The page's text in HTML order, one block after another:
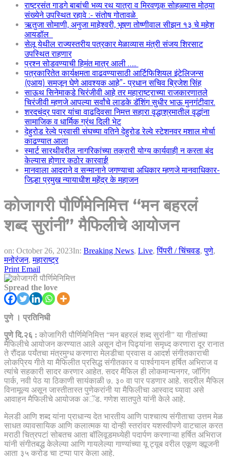
राष्ट्रसंत गाडगे बाबांची भव्य रथ यात्रा व मिरवणूक सोहळ्यास मोठ्या
संख्येने उपस्थित रहावे :- संतोष गोतावळे
ऋतुजा सोमाणी, अनुजा माहेश्वरी, भूषण तोष्णीवाल सीझन १३ चे महेश
आयडॉल
सेलू येथील राज्यस्तरीय पत्रकार मेळाव्यास मंत्री संजय शिरसाट
उपस्थित राहणार
प्रश्न सोडवण्याची हिमंत मात्र आली …..
पत्रकारितेत कार्यक्षमता वाढवण्यासाठी आर्टिफिशियल इंटेलिजन्स
(एआय) समजून घेणे आवश्यक आहे”- प्रधान सचिव ब्रिजेश सिंह
साऊथ सिनेमाकडे चिरंजीवी आहे तर महाराष्ट्राच्या राजकारणातले
चिरंजीवी म्हणजे आपल्या सर्वांचे लाडके डॅशिंग सुधीर भाऊ मुनगंटीवार.
शरदचंद्र पवार यांचा वाढदिवसा निमत्त सहारा वृद्धाश्रमातील वृद्धांना
सामाजिक व धार्मिक ग्रंथ दिली भेट
देहुरोड रेल्वे प्रवासी संघच्या वतिने देहुरोड रेल्वे स्टेशनवर मशाल मोर्चा
काढण्यात आला
स्मार्ट सारथीवरील नागरिकांच्या तक्रारी योग्य कार्यवाही न करता बंद
केल्यास होणार कठोर कारवाई!
मानवाला आदराने व सन्मानाने जगण्याचा अधिकार म्हणजे मानवाधिकार-
जिल्हा प्रमुख न्यायाधीश महेंद्र के महाजन
कोजागरी पौर्णिमेनिमित्त “मन बहरलं
शब्द सुरांनी” मैफिलीचे आयोजन
on: October 26, 2023In: Breaking News, Live,पिंपरी / चिंचवड,पुणे,
मनोरंजन,महाराष्ट्र
Print Email
Spread the love
पुणे । प्रतिनिधी
पुणे दि.२६ : कोजागिरी पौर्णिमेनिमित्त “मन बहरलं शब्द सुरांनी” या गीतांच्या
मैफिलीचे आयोजन करण्यात आले असून दोन पिढ्यांना समृध्द करणारा दूर रानात
ते रौंदळ पर्यंतचा मंत्रमुग्ध करणारा मेलडीचा प्रवास व आदर्श संगीतकाराची
लोकप्रिय गीते या मैफिलीत प्रसिद्ध संगीतकार व पार्श्वगायन हर्षित अभिराज व
त्यांचे सहकारी सादर करणार आहेत. सदर मैफिल ही लोकमान्यनगर, जॉगिंग
पार्क, नवी पेठ या ठिकाणी सायंकाळी ७. ३० वा पार पडणार आहे. सदरील मैफिल
विनामूल्य असून जास्तीतास्त पुणेकरांनी या मैफिलीचा आस्वाद घ्यावा असे
आवाहन मैफिलीचे आयोजक अॅड. गणेश सातपुते यांनी केले आहे.
मेलडी आणि शब्द यांना प्राधान्य देत भारतीय आणि पाश्चात्य संगीताचा उत्तम मेळ
साधत व्यावसायिक आणि कलात्मक या दोन्ही स्तरांवर यशस्वीपणे वाटचाल करत
मराठी चित्रपटां सोबतच आता बॉलिवूडमध्येही पदार्पण करणाऱ्या हर्षित अभिराज
यांनी संगीतबद्ध केलेल्या आणि गायलेल्या गाण्यांच्या यू ट्यूब वरील एकूण व्ह्यूजनी
आता ३५ करोड चा टप्पा पार केला आहे.